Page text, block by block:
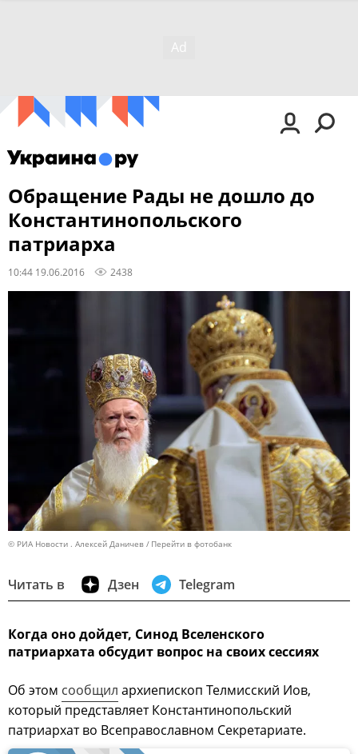
Обращение Рады не дошло до
Константинопольского
патриарха
10:44 19.06.2016 2438
© РИА Новости . Алексей Даничев Перейти в фотобанк
Читать в Дзен Telegram
Когда оно дойдет, Синод Вселенского
патриархата обсудит вопрос на своих сессиях
Об этом сообщил архиепископ Телмисский Иов,
который представляет Константинопольский
патриархат во Всеправославном Секретариате.